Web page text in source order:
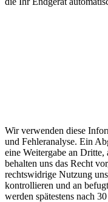
Wir verwenden diese
und Fehleranalyse. Ein
eine Weitergabe an
behalten uns das Recht
rechtswidrige Nutzung
kontrollieren und an
werden spätestens nach